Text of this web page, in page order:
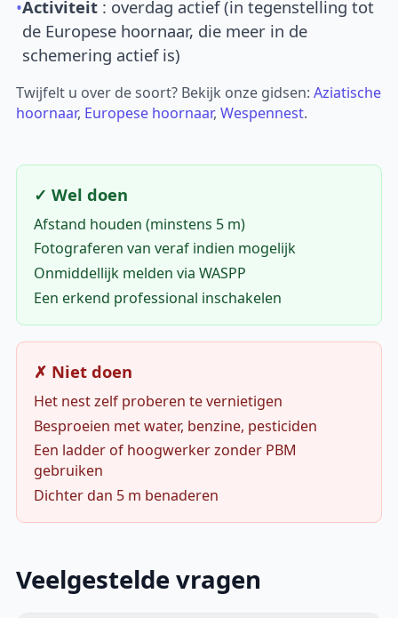
•Activiteit : overdag actief (in tegenstelling tot
de Europese hoornaar, die meer in de
schemering actief is)
Twijfelt u over de soort? Bekijk onze gidsen:Aziatische
hoornaar, Europese hoornaar,Wespennest.
✓ Wel doen
Afstand houden (minstens 5 m)
Fotograferen van veraf indien mogelijk
Onmiddellijk melden via WASPP
Een erkend professional inschakelen
✗ Niet doen
Het nest zelf proberen te vernietigen
Besproeien met water, benzine, pesticiden
Een ladder of hoogwerker zonder PBM
gebruiken
Dichter dan 5 m benaderen
Veelgestelde vragen